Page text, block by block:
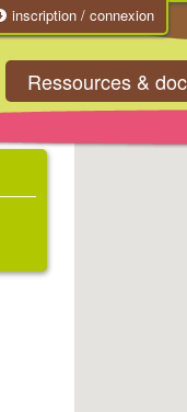
inscription / connexion
Ressources &